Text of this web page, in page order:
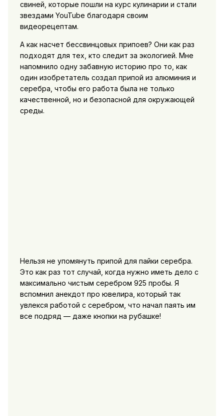
свиней, которые пошли на курс кулинарии и стали
звездами YouTube благодаря своим
видеорецептам.
А как насчет бессвинцовых припоев? Они как раз
подходят для тех, кто следит за экологией. Мне
напомнило одну забавную историю про то, как
один изобретатель создал припой из алюминия и
серебра, чтобы его работа была не только
качественной, но и безопасной для окружающей
среды.
Нельзя не упомянуть припой для пайки серебра.
Это как раз тот случай, когда нужно иметь дело с
максимально чистым серебром 925 пробы. Я
вспомнил анекдот про ювелира, который так
увлекся работой с серебром, что начал паять им
все подряд — даже кнопки на рубашке!